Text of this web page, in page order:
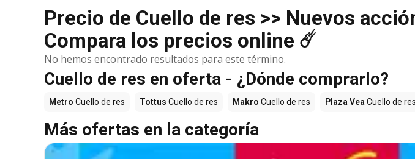
Precio de Cuello de res >> Nuevos
Compara los precios online ☄️
No hemos encontrado resultados para este término.
Cuello de res en oferta - ¿Dónde comprarlo?
Metro Cuello de res Tottus Cuello de res Makro Cuello de res Plaza Vea Cuello de res
Más ofertas en la categoría